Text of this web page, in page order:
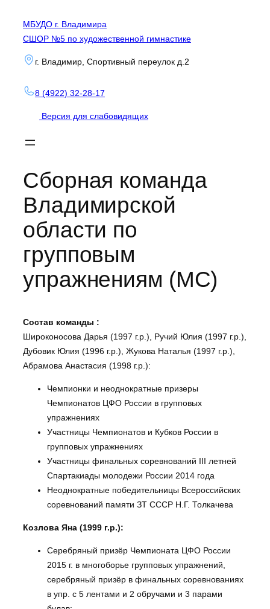
содержимому
МБУДО г. Владимира
СШОР №5 по художественной гимнастике
г. Владимир, Спортивный переулок д.2
8 (4922) 32-28-17
Версия для слабовидящих
Сборная команда
Владимирской
области по
групповым
упражнениям (МС)
Состав команды :
Широконосова Дарья (1997 г.р.), Ручий Юлия (1997 г.р.),
Дубовик Юлия (1996 г.р.), Жукова Наталья (1997 г.р.),
Абрамова Анастасия (1998 г.р.):
Чемпионки и неоднократные призеры
Чемпионатов ЦФО России в групповых
упражнениях
Участницы Чемпионатов и Кубков России в
групповых упражнениях
Участницы финальных соревнований III летней
Спартакиады молодежи России 2014 года
Неоднократные победительницы Всероссийских
соревнований памяти ЗТ СССР Н.Г. Толкачева
Козлова Яна (1999 г.р.):
Серебряный призёр Чемпионата ЦФО России
2015 г. в многоборье групповых упражнений,
серебряный призёр в финальных соревнованиях
в упр. с 5 лентами и 2 обручами и 3 парами